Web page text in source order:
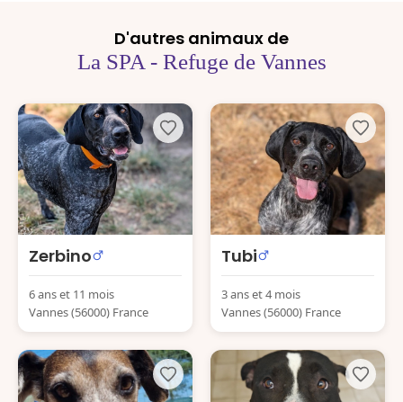
D'autres animaux de
La SPA - Refuge de Vannes
Zerbino
6 ans et 11 mois
Vannes (56000) France
Tubi
3 ans et 4 mois
Vannes (56000) France